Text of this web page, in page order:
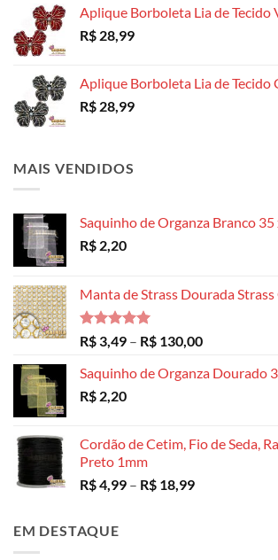
Aplique Borboleta Lia de Tecido
R$ 28,99
Aplique Borboleta Lia de Tecido
R$ 28,99
MAIS VENDIDOS
Saquinho de Organza Branco 35
R$ 2,20
Manta de Strass Dourada
Avaliação
5.00
de 5
R$ 3,49 – R$ 130,00Faixa
preço:
Saquinho de Organza Dourado
R$ 2,20
Cordão de Cetim, Fio de Seda,
Preto 1mm
R$4,99 – R$ 18,99Faixa
EM DESTAQUE